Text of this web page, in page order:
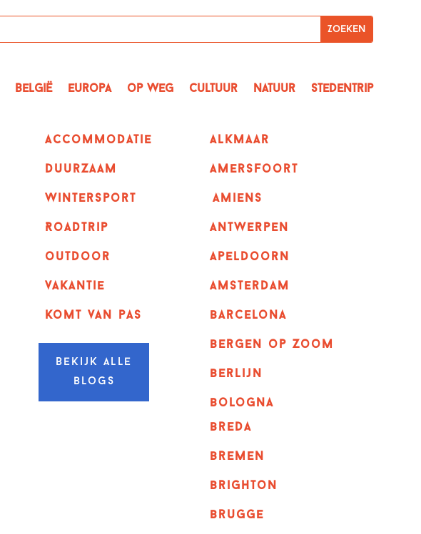
België Europa op Weg Cultuur Natuur Stedentrip
Accommodatie
Duurzaam
wintersport
Roadtrip
outdoor
vakantie
komt van pas
Bekijk alle
blogs
alkmaar
amersfoort
amiens
Antwerpen
apeldoorn
Amsterdam
barcelona
bergen op zoom
berlijn
bologna
breda
bremen
brighton
brugge